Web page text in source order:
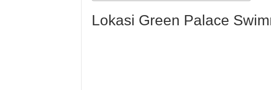
Lokasi Green Palace